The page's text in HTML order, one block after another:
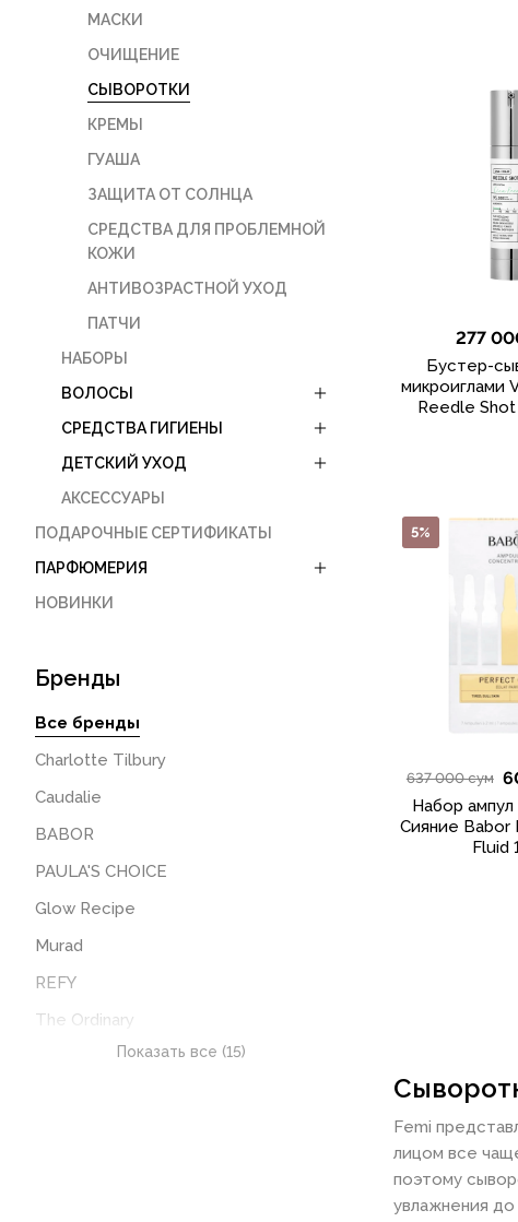
277
Бустер-
микроиглами
Reedle
5%
637 000 сум
Набор
Сияние
Fluid
Femi
лицом все
поэтому
увлажнения
МАСКИ
ОЧИЩЕНИЕ
СЫВОРОТКИ
КРЕМЫ
ГУАША
ЗАЩИТА ОТ СОЛНЦА
СРЕДСТВА ДЛЯ ПРОБЛЕМНОЙ
КОЖИ
АНТИВОЗРАСТНОЙ УХОД
ПАТЧИ
НАБОРЫ
ВОЛОСЫ
СРЕДСТВА ГИГИЕНЫ
ДЕТСКИЙ УХОД
АКСЕССУАРЫ
ПОДАРОЧНЫЕ СЕРТИФИКАТЫ
ПАРФЮМЕРИЯ
НОВИНКИ
Бренды
Все бренды
Charlotte Tilbury
Caudalie
BABOR
PAULA'S CHOICE
Glow Recipe
Murad
REFY
The Ordinary
Grande CosmeticsПоказать все (15)